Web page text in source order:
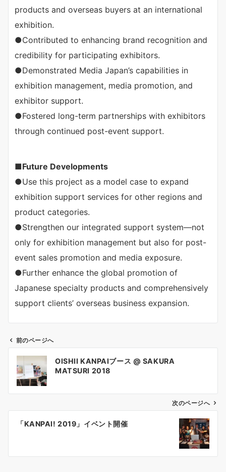
products and overseas buyers at an international
exhibition.
●Contributed to enhancing brand recognition and
credibility for participating exhibitors.
●Demonstrated Media Japan’s capabilities in
exhibition management, media promotion, and
exhibitor support.
●Fostered long-term partnerships with exhibitors
through continued post-event support.
■Future Developments
●Use this project as a model case to expand
exhibition support services for other regions and
product categories.
●Strengthen our integrated support system—not
only for exhibition management but also for post-
event sales promotion and media exposure.
●Further enhance the global promotion of
Japanese specialty products and comprehensively
support clients’ overseas business expansion.
ン
前のページへ
OISHII KANPAIブース @ SAKURA
MATSURI 2018
次のページへ
「KANPAI! 2019」イベント開催